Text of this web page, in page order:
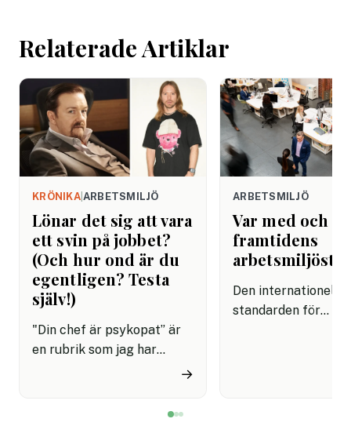
Relaterade Artiklar
KRÖNIKA| ARBETSMILJÖ
Lönar det sig att vara
ett svin på jobbet?
(Och hur ond är du
egentligen? Testa
själv!)
"Din chef är psykopat” är
en rubrik som jag har
har jag bildsatt den med
→
ARBETSMILJÖ
Var med och
framtidens
Den internationella
standarden för